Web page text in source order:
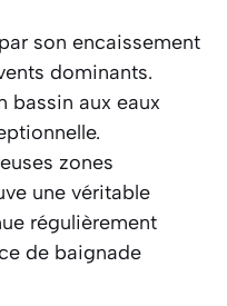
son encaissement
dominants.
bassin aux eaux
zones
une véritable
régulièrement
de baignade